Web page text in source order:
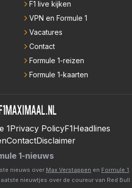
F1 live kijken
VPN en Formule 1
Vacatures
Contact
Formule 1-reizen
Formule 1-kaarten
1Privacy PolicyF1Headlines
ContactDisclaimer
1-nieuws
nieuws over Max Verstappen en Formule 1.
nieuwtjes over de coureur van Red Bull